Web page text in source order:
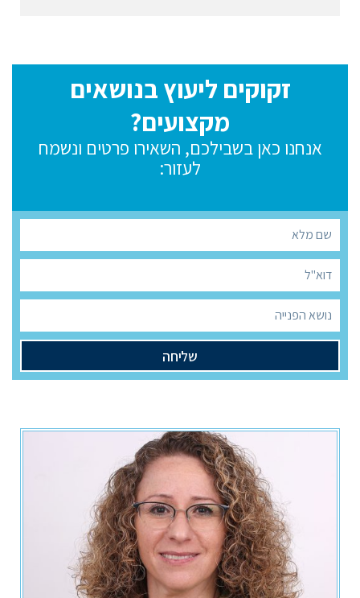
זקוקים ליעוץ בנושאים
מקצועים?
אנחנו כאן בשבילכם, השאירו פרטים ונשמח
לעזור:
שליחה